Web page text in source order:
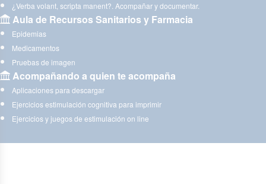
¿Verba volant, scripta manent?. Acompañar y documentar.
Aula de Recursos Sanitarios y Farmacia
Epidemias
Medicamentos
Pruebas de imagen
Acompañando a quien te acompaña
Aplicaciones para descargar
Ejercicios estimulación cognitiva para imprimir
Ejercicios y juegos de estimulación on line